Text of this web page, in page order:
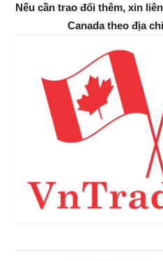
Nếu cần trao đổi thêm, xin
Canada theo địa